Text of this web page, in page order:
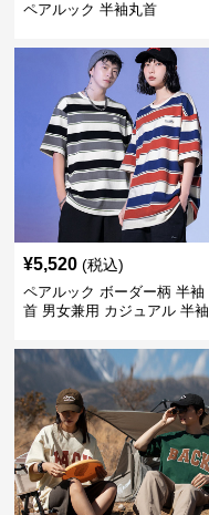
ペアルック 半袖丸首
¥5,520 (税込)
ペアルック ボーダー柄 半袖
首 男女兼用 カジュアル 半